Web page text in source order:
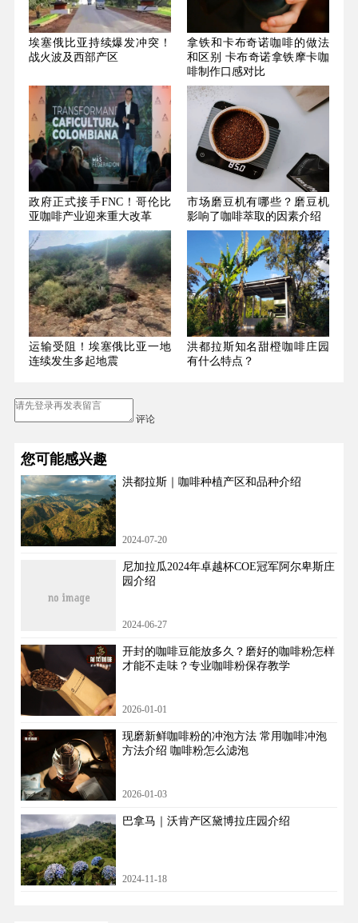
埃塞俄比亚持续爆发冲突！
战火波及西部产区
拿铁和卡布奇诺咖啡的做法
和区别 卡布奇诺拿铁摩卡咖
啡制作口感对比
政府正式接手FNC！哥伦比
亚咖啡产业迎来重大改革
市场磨豆机有哪些？磨豆机
影响了咖啡萃取的因素介绍
运输受阻！埃塞俄比亚一地
连续发生多起地震
洪都拉斯知名甜橙咖啡庄园
有什么特点？
评论
您可能感兴趣
洪都拉斯｜咖啡种植产区和品种介绍
2024-07-20
尼加拉瓜2024年卓越杯COE冠军阿尔卑斯庄
园介绍
2024-06-27
开封的咖啡豆能放多久？磨好的咖啡粉怎样
才能不走味？专业咖啡粉保存教学
2026-01-01
现磨新鲜咖啡粉的冲泡方法 常用咖啡冲泡
方法介绍 咖啡粉怎么滤泡
2026-01-03
巴拿马｜沃肯产区黛博拉庄园介绍
2024-11-18